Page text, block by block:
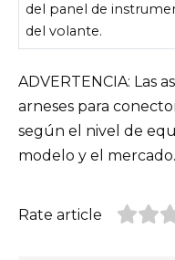
del panel de
del volante.
ADVERTENCIA: Las
arneses para
según el nivel de
modelo y el mercado.
Rate article